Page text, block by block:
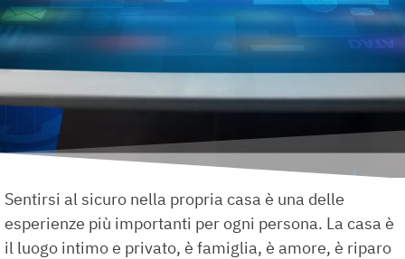
Sentirsi al sicuro nella propria casa è una delle
esperienze più importanti per ogni persona. La casa è
il luogo intimo e privato, è famiglia, è amore, è riparo